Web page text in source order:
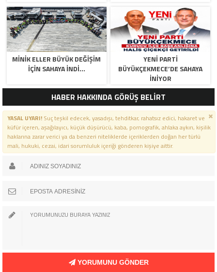
MİNİK ELLER BÜYÜK DEĞİŞİM
İÇİN SAHAYA İNDİ…
YENİ PARTİ
BÜYÜKÇEKMECE’DE SAHAYA
İNİYOR
HABER HAKKINDA GÖRÜŞ BELİRT
YASAL UYARI!Suç teşkil edecek, yasadışı, tehditkar, rahatsız edici, hakaret ve
küfür içeren, aşağılayıcı, küçük düşürücü, kaba, pornografik, ahlaka aykırı, kişilik
haklarına zarar verici ya da benzeri niteliklerde içeriklerden doğan her türlü
mali, hukuki, cezai, idari sorumluluk içeriği gönderen kişiye aittir.
YORUMUNU GÖNDER